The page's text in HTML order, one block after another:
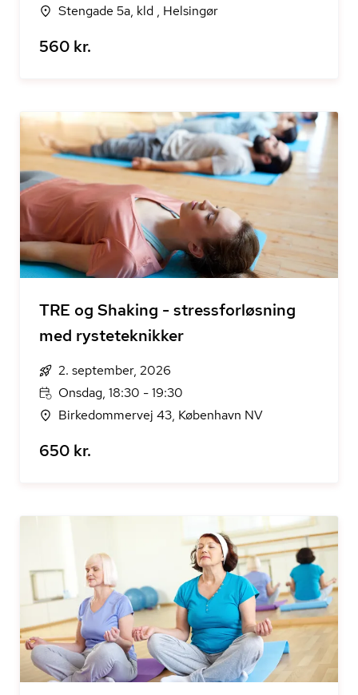
Stengade 5a, kld , Helsingør
560 kr.
TRE og Shaking - stressforløsning
med rysteteknikker
2. september, 2026
Onsdag, 18:30 - 19:30
Birkedommervej 43, København NV
650 kr.